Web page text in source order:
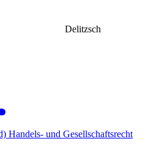
Delitzsch
Handels- und Gesellschaftsrecht